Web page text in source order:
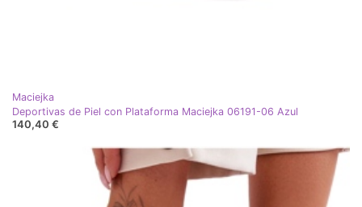
Maciejka
Deportivas de Piel con Plataforma Maciejka 06191-06 Azul
140,40 €